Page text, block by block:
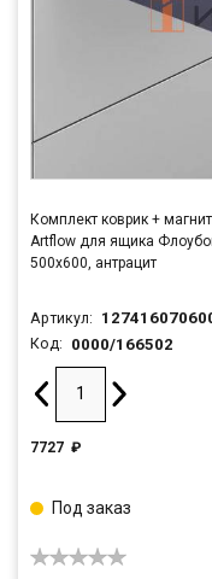
Комплект коврик +
Artflow для ящика
500x600, антрацит
Артикул:
Код: 0000/166502
7727 ₽
Под заказ